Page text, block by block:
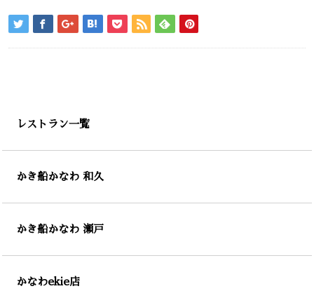
レストラン一覧
かき船かなわ 和久
かき船かなわ 瀬戸
かなわekie店